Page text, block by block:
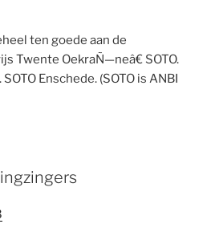
ten goede aan de
Twente OekraÑ—neâ€ SOTO.
Enschede. (SOTO is ANBI